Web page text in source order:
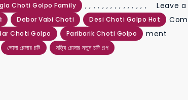
,,
Choti Golpo Family ,, ,
Debor Vabi Choti
,
Desi Choti Golpo Hot
, ,,
Choti Golpo
,
Paribarik Choti Golpo
,, ,,
ভোদা চোদার চটি
,
সত্যি চোদার নতুন চটি গল্প
Leave a
Com
ment